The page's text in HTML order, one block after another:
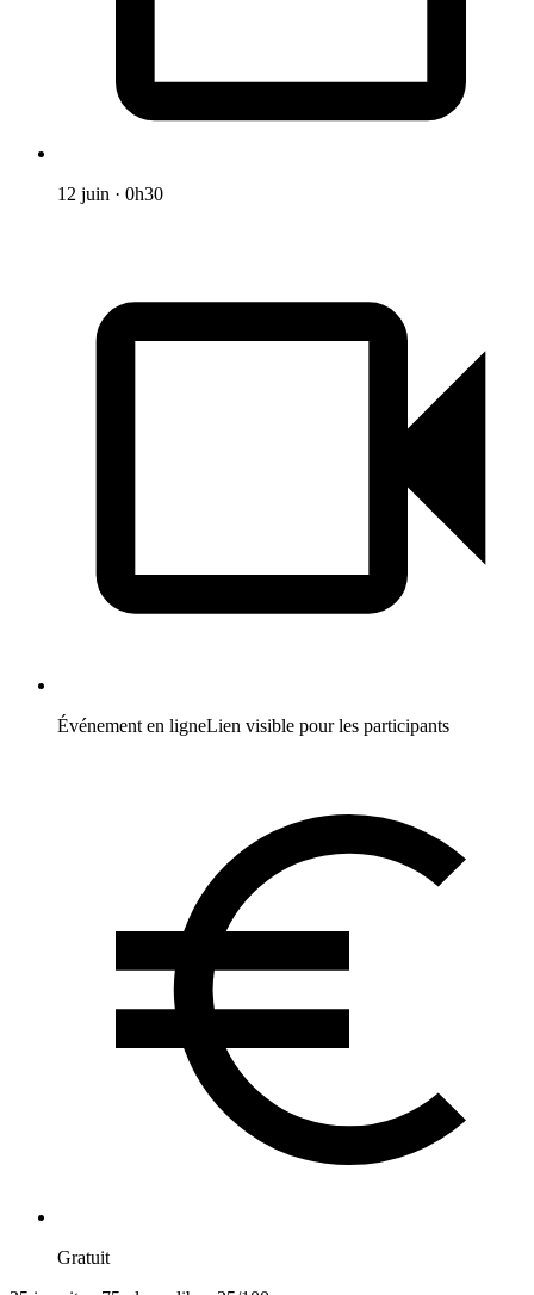
12 juin · 0h30
Événement en ligneLien visible pour les participants
Gratuit